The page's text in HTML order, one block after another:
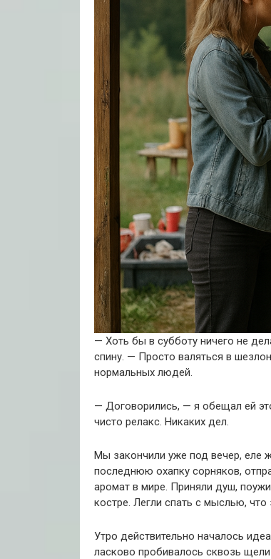
— Хоть бы в субботу ничего не
спину. — Просто валяться в
нормальных людей.
— Договорились, — я обещал ей
чисто релакс. Никаких дел.
Мы закончили уже под вечер, еле
последнюю охапку сорняков,
аромат в мире. Приняли душ,
костре. Легли спать с мыслью,
Утро действительно началось
ласково пробивалось сквозь